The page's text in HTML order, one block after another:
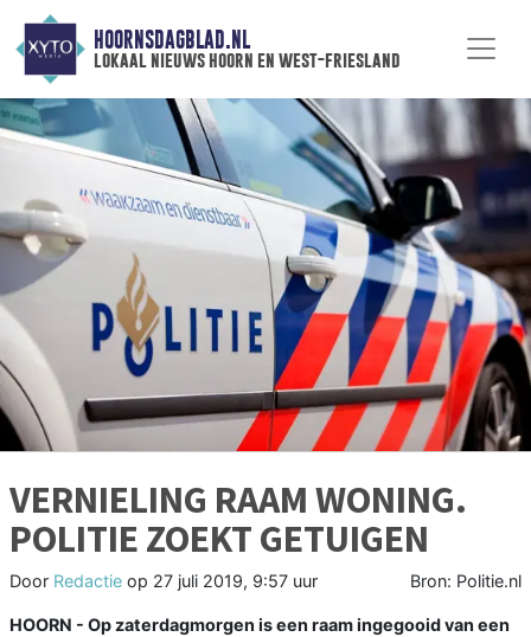
HOORNSDAGBLAD.NL
lokaal nieuws hoorn en west-friesland
VERNIELING RAAM WONING.
POLITIE ZOEKT GETUIGEN
Door Redactie op 27 juli 2019, 9:57 uur Bron: Politie.nl
HOORN - Op zaterdagmorgen is een raam ingegooid van een